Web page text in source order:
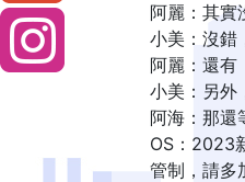
阿麗：其實
小美：沒錯
阿麗：還有
小美：另外
阿海：那還
OS：2023
管制，請多